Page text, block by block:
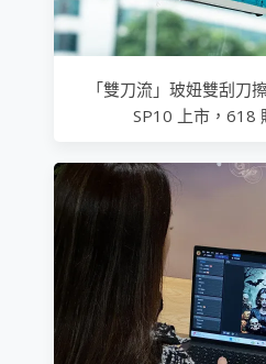
「雙刀流」玻妞雙刮刀
SP10 上市，618